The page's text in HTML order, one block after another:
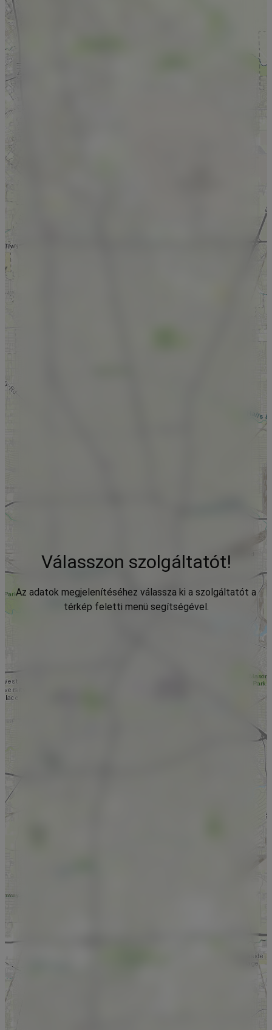
Válasszon szolgáltatót!
Az adatok megjelenítéséhez válassza ki a szolgáltatót a
térkép feletti menü segítségével.